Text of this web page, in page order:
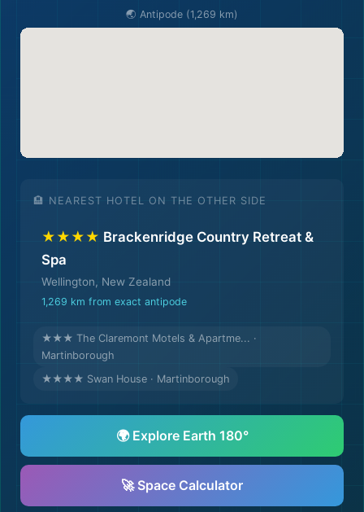
🗺️
🌏 Antipode (1,269 km)
🏨 NEAREST HOTEL ON THE OTHER SIDE
★★★★ Brackenridge Country Retreat &
Spa
Wellington, New Zealand
1,269 km from exact antipode
★★★ The Claremont Motels & Apartme... ·
Martinborough
★★★★ Swan House · Martinborough
🌍 Explore Earth 180°
🚀 Space Calculator